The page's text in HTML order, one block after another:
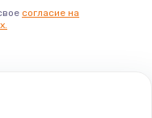
согласие на